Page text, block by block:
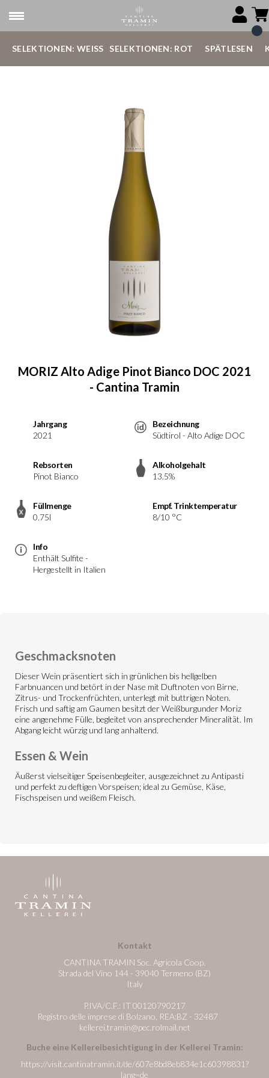
SELEKTIONEN: WEISS SELEKTIONEN: ROT SPÄTLESEN
MORIZ Alto Adige Pinot Bianco DOC 2021
- Cantina Tramin
Jahrgang
2021
Bezeichnung
Südtirol - Alto Adige DOC
Rebsorten
Pinot Bianco
Alkoholgehalt
13.5%
Füllmenge
0.75l
Empf. Trinktemperatur
8/10 °C
Info
Enthält Sulfite -
Hergestellt in Italien
Geschmacksnoten
Dieser Wein präsentiert sich in grünlichen bis hellgelben
Farbnuancen und betört in der Nase mit Duftnoten von Birne,
Zitrus- und Trockenfrüchten, unterlegt mit buttrigen Noten.
Frisch und saftig am Gaumen besitzt der Weißburgunder Moriz
eine angenehme Fülle, begleitet von ansprechender Mineralität. Im
Abgang leicht würzig und lang anhaltend.
Essen & Wein
Äußerst vielseitiger Speisenbegleiter, ausgezeichnet zu Antipasti
und perfekt zu deftigen Vorspeisen; ideal zu Gemüse, Käse,
Fischspeisen und weißem Fleisch.
Kontakt
CANTINA TRAMIN Soc. Agricola Coop.
Strada del Vino 144 - 39040 Termeno (BZ)
Italy
P.IVA/C.F.: IT 00120790217
Registro delle imprese di Bolzano, REA:BZ - 32487
kellerei.tramin@pec.rolmail.net
Buche eine Kellereibesichtigung in der Kellerei Tramin:
https://visit.cantinatramin.it/de/607e8bd8eb834e1c60398831?
lang=de